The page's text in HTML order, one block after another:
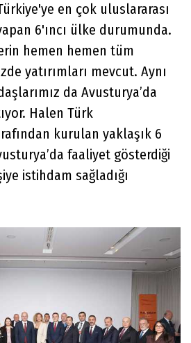
en çok uluslararası
6'ıncı ülke durumunda.
hemen hemen tüm
yatırımları mevcut. Aynı
da Avusturya’da
Halen Türk
kurulan yaklaşık 6
faaliyet gösterdiği
istihdam sağladığı